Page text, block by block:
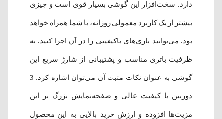
دارد. سخت‌‌افزار این گوشی بسیار قوی است و چیزی
بیشتر از یک کاربرد معمولی روزانه، با شما همراه خواهد
بود. می‌توانید بازی‌های باکیفیتی را در آن اجرا کنید. به
ظرفیت باتری مناسب و پشتیبانی از شارژ سریع این
گوشی به عنوان نکات مثبت آن می‌توان اشاره کرد. 3
دوربین با کیفیت عالی و صفحه‌نمایش بزرگ بر این
مزیت‌ها افزوده و ارزش خرید بالایی به این محصول